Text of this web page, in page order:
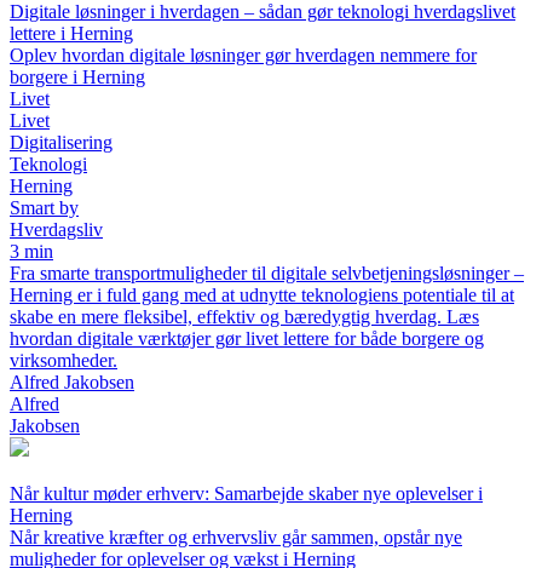
Digitale løsninger i hverdagen – sådan gør teknologi hverdagslivet
lettere i Herning
Oplev hvordan digitale løsninger gør hverdagen nemmere for
borgere i Herning
Livet
Livet
Digitalisering
Teknologi
Herning
Smart by
Hverdagsliv
3 min
Fra smarte transportmuligheder til digitale selvbetjeningsløsninger –
Herning er i fuld gang med at udnytte teknologiens potentiale til at
skabe en mere fleksibel, effektiv og bæredygtig hverdag. Læs
hvordan digitale værktøjer gør livet lettere for både borgere og
virksomheder.
Alfred Jakobsen
Alfred
Jakobsen
Når kultur møder erhverv: Samarbejde skaber nye oplevelser i
Herning
Når kreative kræfter og erhvervsliv går sammen, opstår nye
muligheder for oplevelser og vækst i Herning